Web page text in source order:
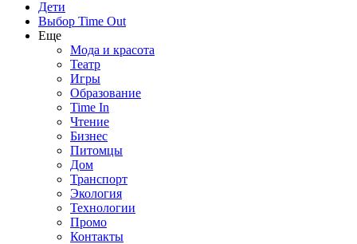
Дети
Выбор Time Out
Еще
Мода и красота
Театр
Игры
Образование
Time In
Чтение
Бизнес
Питомцы
Дом
Транспорт
Экология
Технологии
Промо
Контакты